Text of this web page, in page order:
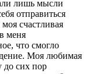
лишь мысли
отправиться
счастливая
меня
что смогло
Моя любимая
до сих пор